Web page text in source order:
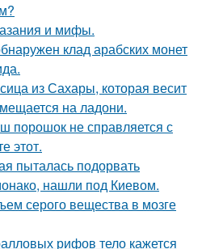
и мифы.
клад арабских монет
из Сахары, которая весит
на ладони.
порошок не справляется с
этот.
пыталась подорвать
нашли под Киевом.
серого вещества в мозге
рифов тело кажется